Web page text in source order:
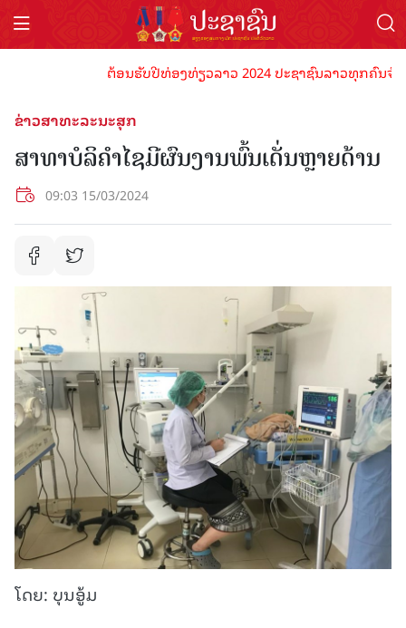
ຕ້ອນຮັບປີທ່ອງທ່ຽວລາວ 2024 ປະຊາຊົນລາວທຸກຄົນຈົ່ງ
ຂ່າວສາທະລະນະສຸກ
ສາທາບໍລິຄໍາໄຊມີຜົນງານພົ້ນເດັ່ນຫຼາຍດ້ານ
09:03 15/03/2024
ໂດຍ: ບຸນອູ້ມ